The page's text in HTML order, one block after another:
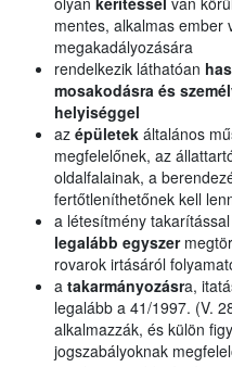
mentes, alkalmas ember
megakadályozására
rendelkezik láthatóan
mosakodásra és
helyiséggel
az épületek általános
megfelelőnek, az
oldalfalainak, a
fertőtleníthetőnek kell
a létesítmény
legalább egyszer
rovarok irtásáról
a takarmányozásra,
legalább a 41/1997. (V.
alkalmazzák, és külön
jogszabályoknak